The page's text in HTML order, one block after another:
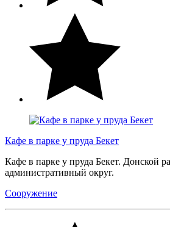
Кафе в парке у пруда Бекет
Кафе в парке у пруда Бекет. Донской
административный округ.
Сооружение